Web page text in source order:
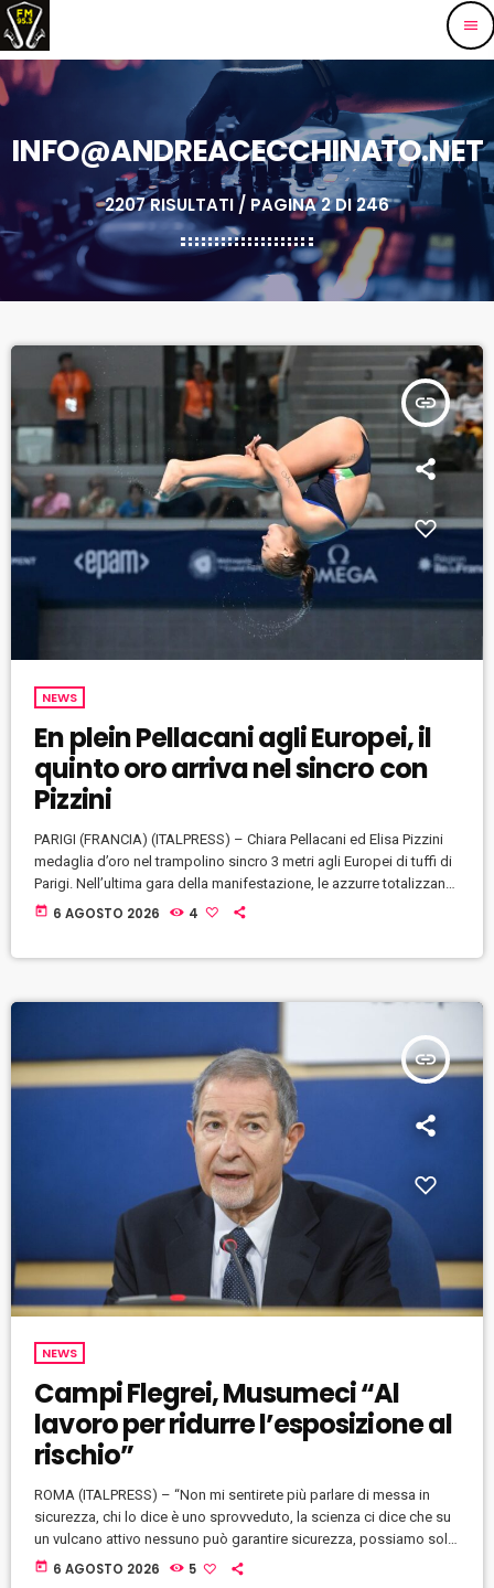
menu
INFO@ANDREACECCHINATO.NET
2207 RISULTATI / PAGINA 2 DI 246
insert_link
NEWS
En plein Pellacani agli Europei, il
quinto oro arriva nel sincro con
Pizzini
PARIGI (FRANCIA) (ITALPRESS) – Chiara Pellacani ed Elisa Pizzini
medaglia d’oro nel trampolino sincro 3 metri agli Europei di tuffi di
Parigi. Nell’ultima gara della manifestazione, le azzurre totalizzano
308.07 punti e precedono l’Ucraina di Ksenila Bochek e Diana
today 6 AGOSTO 2026 4
insert_link
NEWS
Campi Flegrei, Musumeci “Al
lavoro per ridurre l’esposizione al
rischio”
ROMA (ITALPRESS) – “Non mi sentirete più parlare di messa in
sicurezza, chi lo dice è uno sprovveduto, la scienza ci dice che su
un vulcano attivo nessuno può garantire sicurezza, possiamo solo
lavorare per ridurne l’esposizione al rischio, nessuno può
today 6 AGOSTO 2026 5